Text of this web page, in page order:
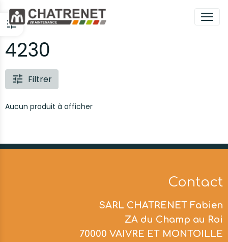
4230
Filtrer
Aucun produit à afficher
Contact
SARL CHATRENET Fabien
ZA du Champ au Roi
70000 VAIVRE ET MONTOILLE